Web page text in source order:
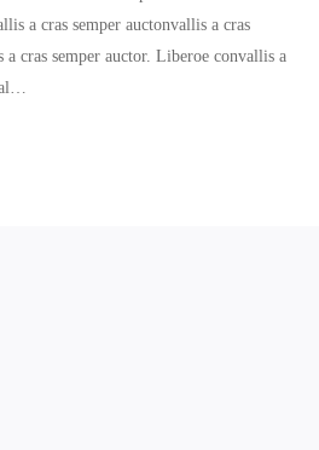
a cras semper auctonvallis a cras
a cras semper auctor. Liberoe convallis a